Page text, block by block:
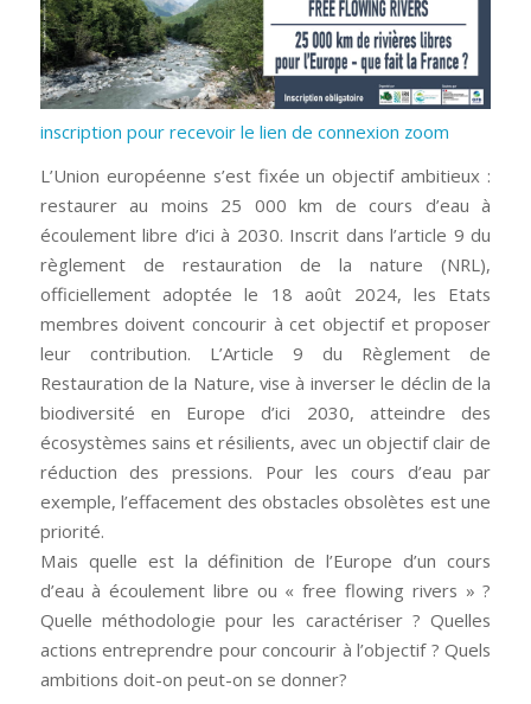
inscription pour recevoir le lien de connexion zoom
L’Union européenne s’est fixée un objectif ambitieux :
restaurer au moins 25 000 km de cours d’eau à
écoulement libre d’ici à 2030. Inscrit dans l’article 9 du
règlement de restauration de la nature (NRL),
officiellement adoptée le 18 août 2024, les Etats
membres doivent concourir à cet objectif et proposer
leur contribution. L’Article 9 du Règlement de
Restauration de la Nature, vise à inverser le déclin de la
biodiversité en Europe d’ici 2030, atteindre des
écosystèmes sains et résilients, avec un objectif clair de
réduction des pressions. Pour les cours d’eau par
exemple, l’effacement des obstacles obsolètes est une
priorité.
Mais quelle est la définition de l’Europe d’un cours
d’eau à écoulement libre ou « free flowing rivers » ?
Quelle méthodologie pour les caractériser ? Quelles
actions entreprendre pour concourir à l’objectif ? Quels
ambitions doit-on peut-on se donner?